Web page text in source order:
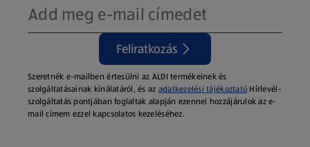
Feliratkozás
Szeretnék e-mailben értesülni az ALDI termékeinek és
szolgáltatásainak kínálatáról, és az adatkezelési tájékoztató Hírlevél-
szolgáltatás pontjában foglaltak alapján ezennel hozzájárulok az e-
mail címem ezzel kapcsolatos kezeléséhez.